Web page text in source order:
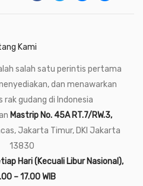
Kami
salah satu perintis pertama
dan menawarkan
rak gudang di Indonesia
Mastrip No. 45A RT.7/RW.3,
Jakarta Timur, DKI Jakarta
13830
Hari (Kecuali Libur Nasional),
– 17.00 WIB